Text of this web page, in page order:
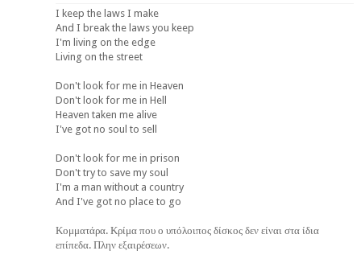
I keep the laws I make
And I break the laws you keep
I'm living on the edge
Living on the street
Don't look for me in Heaven
Don't look for me in Hell
Heaven taken me alive
I've got no soul to sell
Don't look for me in prison
Don't try to save my soul
I'm a man without a country
And I've got no place to go
Κομματάρα. Κρίμα που ο υπόλοιπος δίσκος δεν είναι στα ίδια
επίπεδα. Πλην εξαιρέσεων.